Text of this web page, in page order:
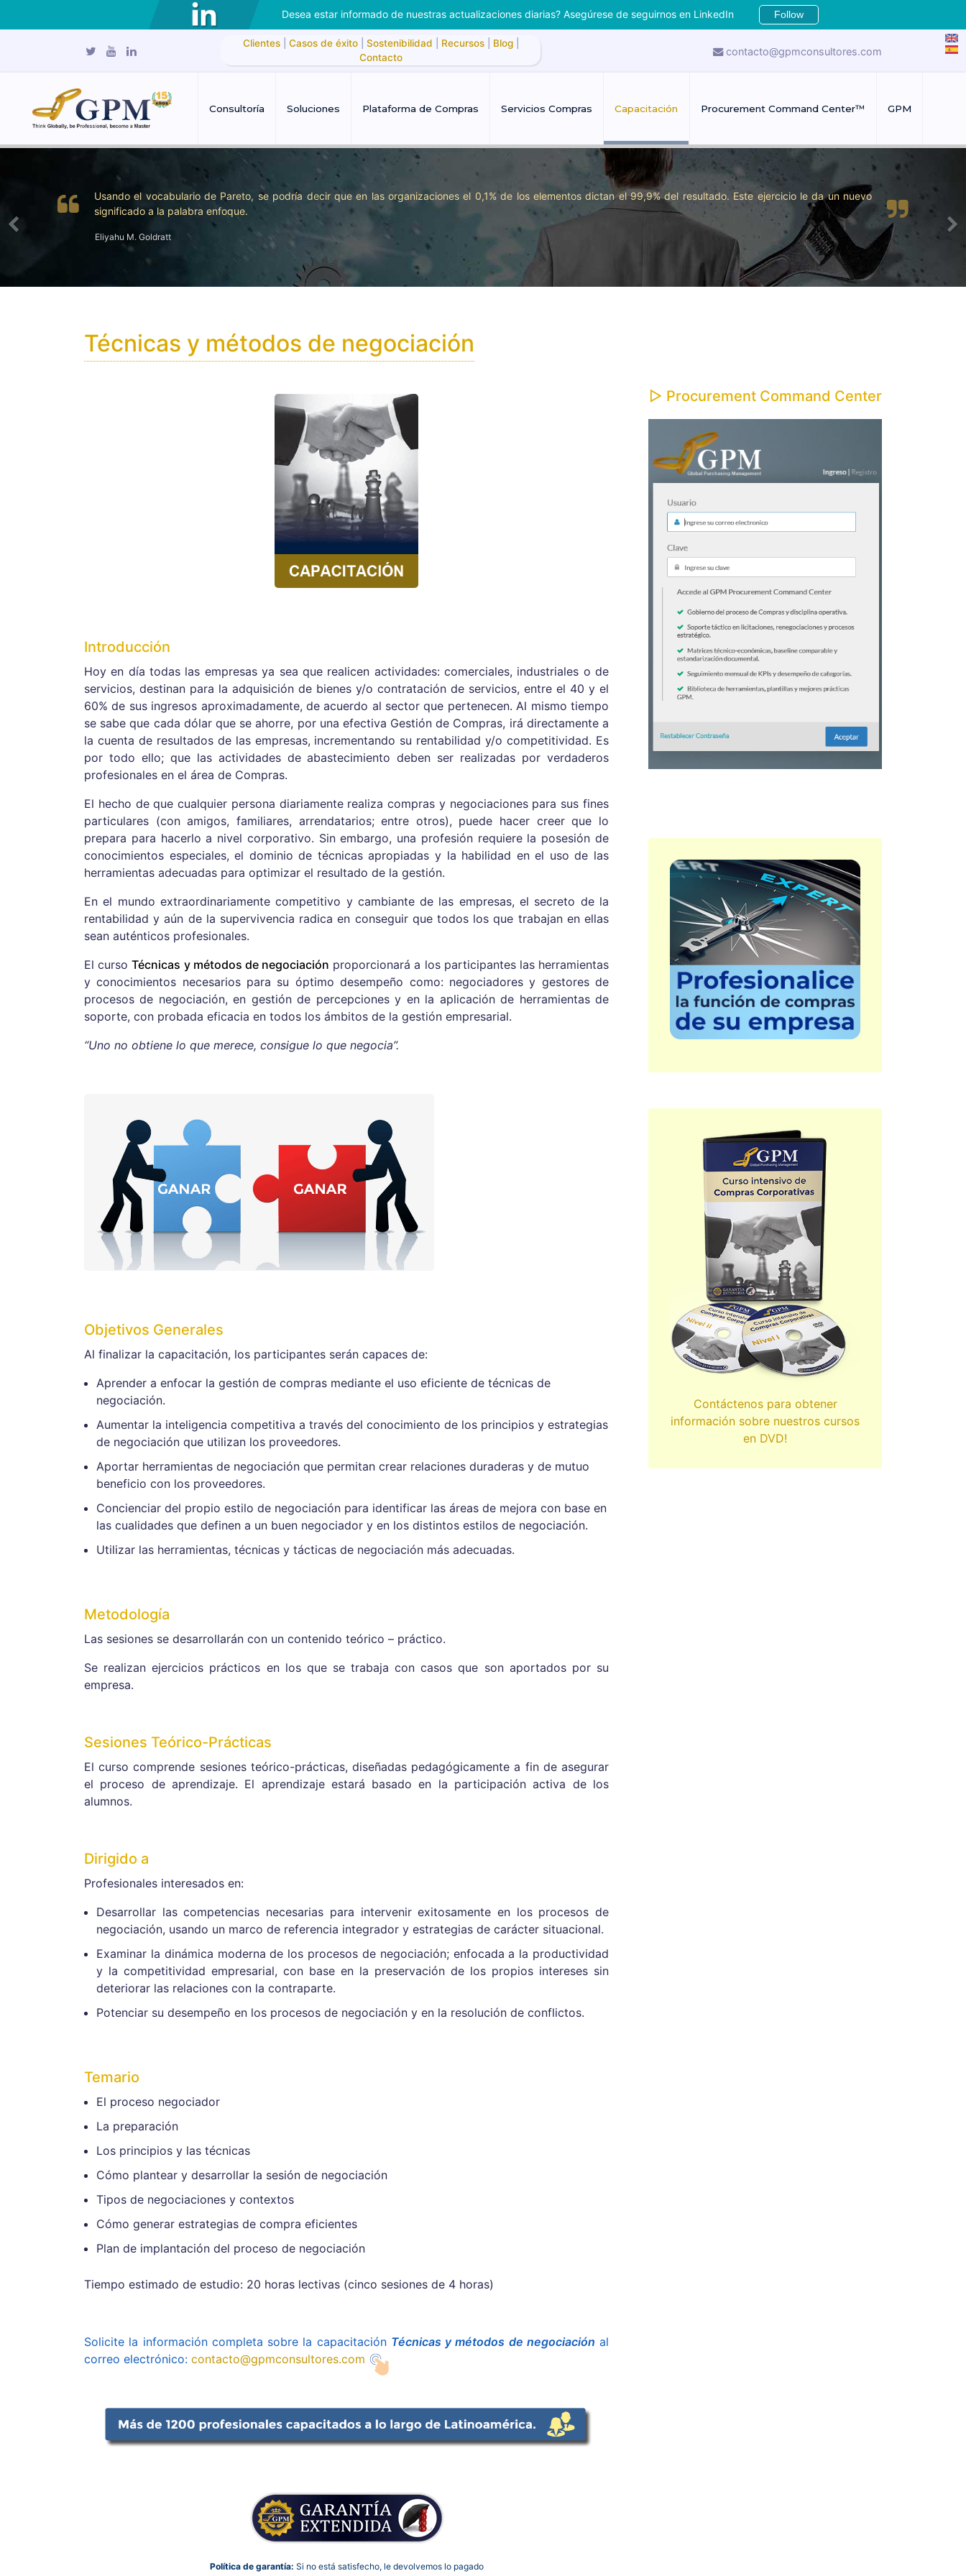
Desea estar informado de nuestras actualizaciones diarias? Asegúrese de seguirnos en LinkedIn Follow
Clientes| Casos de éxito| Sostenibilidad Recursos| Blog|
Contacto
contacto@gpmconsultores.com
Consultoría Soluciones Plataforma de Compras Servicios Compras Capacitación Procurement Command Center™ GPM
Usando el vocabulario de Pareto, se podría decir que en las organizaciones el 0,1% de los elementos dictan el 99,9% del resultado. Este ejercicio le da un nuevo
significado a la palabra enfoque.
Eliyahu M. Goldratt
Técnicas y métodos de negociación
Introducción
Hoy en día todas las empresas ya sea que realicen actividades: comerciales, industriales o de
servicios, destinan para la adquisición de bienes y/o contratación de servicios, entre el 40 y el
60% de sus ingresos aproximadamente, de acuerdo al sector que pertenecen. Al mismo tiempo
se sabe que cada dólar que se ahorre, por una efectiva Gestión de Compras, irá directamente a
la cuenta de resultados de las empresas, incrementando su rentabilidad y/o competitividad. Es
por todo ello; que las actividades de abastecimiento deben ser realizadas por verdaderos
profesionales en el área de Compras.
El hecho de que cualquier persona diariamente realiza compras y negociaciones para sus fines
particulares (con amigos, familiares, arrendatarios; entre otros), puede hacer creer que lo
prepara para hacerlo a nivel corporativo. Sin embargo, una profesión requiere la posesión de
conocimientos especiales, el dominio de técnicas apropiadas y la habilidad en el uso de las
herramientas adecuadas para optimizar el resultado de la gestión.
En el mundo extraordinariamente competitivo y cambiante de las empresas, el secreto de la
rentabilidad y aún de la supervivencia radica en conseguir que todos los que trabajan en ellas
sean auténticos profesionales.
El cursoTécnicas y métodos de negociación proporcionará a los participantes las herramientas
y conocimientos necesarios para su óptimo desempeño como: negociadores y gestores de
procesos de negociación, en gestión de percepciones y en la aplicación de herramientas de
soporte, con probada eficacia en todos los ámbitos de la gestión empresarial.
“Uno no obtiene lo que merece, consigue lo que negocia”.
Objetivos Generales
Al finalizar la capacitación, los participantes serán capaces de:
Aprender a enfocar la gestión de compras mediante el uso eficiente de técnicas de
negociación.
Aumentar la inteligencia competitiva a través del conocimiento de los principios y estrategias
de negociación que utilizan los proveedores.
Aportar herramientas de negociación que permitan crear relaciones duraderas y de mutuo
beneficio con los proveedores.
Concienciar del propio estilo de negociación para identificar las áreas de mejora con base en
las cualidades que definen a un buen negociador y en los distintos estilos de negociación.
Utilizar las herramientas, técnicas y tácticas de negociación más adecuadas.
Metodología
Las sesiones se desarrollarán con un contenido teórico – práctico.
Se realizan ejercicios prácticos en los que se trabaja con casos que son aportados por su
empresa.
Sesiones Teórico-Prácticas
El curso comprende sesiones teórico-prácticas, diseñadas pedagógicamente a fin de asegurar
el proceso de aprendizaje. El aprendizaje estará basado en la participación activa de los
alumnos.
Dirigido a
Profesionales interesados en:
Desarrollar las competencias necesarias para intervenir exitosamente en los procesos de
negociación, usando un marco de referencia integrador y estrategias de carácter situacional.
Examinar la dinámica moderna de los procesos de negociación; enfocada a la productividad
y la competitividad empresarial, con base en la preservación de los propios intereses sin
deteriorar las relaciones con la contraparte.
Potenciar su desempeño en los procesos de negociación y en la resolución de conflictos.
Temario
El proceso negociador
La preparación
Los principios y las técnicas
Cómo plantear y desarrollar la sesión de negociación
Tipos de negociaciones y contextos
Cómo generar estrategias de compra eficientes
Plan de implantación del proceso de negociación
Tiempo estimado de estudio: 20 horas lectivas (cinco sesiones de 4 horas)
Solicite la información completa sobre la capacitación Técnicas y métodos de negociación al
correo electrónico: contacto@gpmconsultores.com
Política de garantía: Si no está satisfecho, le devolvemos lo pagado
▷ Procurement Command Center
Contáctenos para obtener
información sobre nuestros cursos
en DVD!